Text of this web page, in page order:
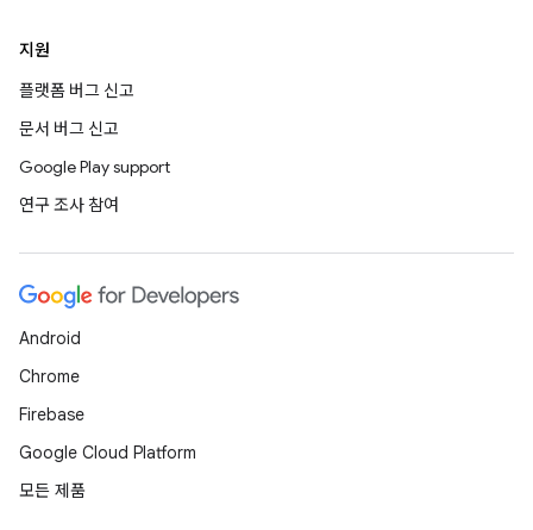
지원
플랫폼 버그 신고
문서 버그 신고
Google Play support
연구 조사 참여
Android
Chrome
Firebase
Google Cloud Platform
모든 제품